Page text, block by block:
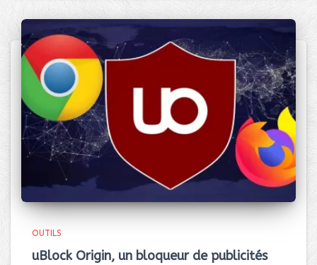
OUTILS
uBlock Origin, un bloqueur de publicités